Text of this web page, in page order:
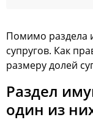
Помимо раздела
супругов. Как
размеру долей
Раздел
один из